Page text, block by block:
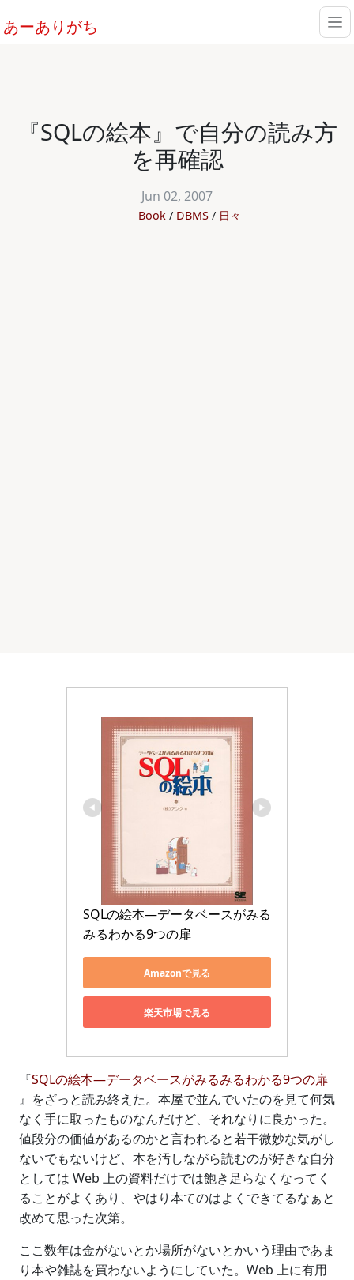
あーありがち
『SQLの絵本』で自分の読み方
を再確認
Jun 02, 2007
Book DBMS 日々
SQLの絵本―データベースがみる
みるわかる9つの扉
Amazonで見る
楽天市場で見る
『SQLの絵本―データベースがみるみるわかる9つの扉
』をざっと読み終えた。本屋で並んでいたのを見て何気
なく手に取ったものなんだけど、それなりに良かった。
値段分の価値があるのかと言われると若干微妙な気がし
ないでもないけど、本を汚しながら読むのが好きな自分
としては Web 上の資料だけでは飽き足らなくなってく
ることがよくあり、やはり本てのはよくできてるなぁと
改めて思った次第。
ここ数年は金がないとか場所がないとかいう理由であま
り本や雑誌を買わないようにしていた。Web 上に有用